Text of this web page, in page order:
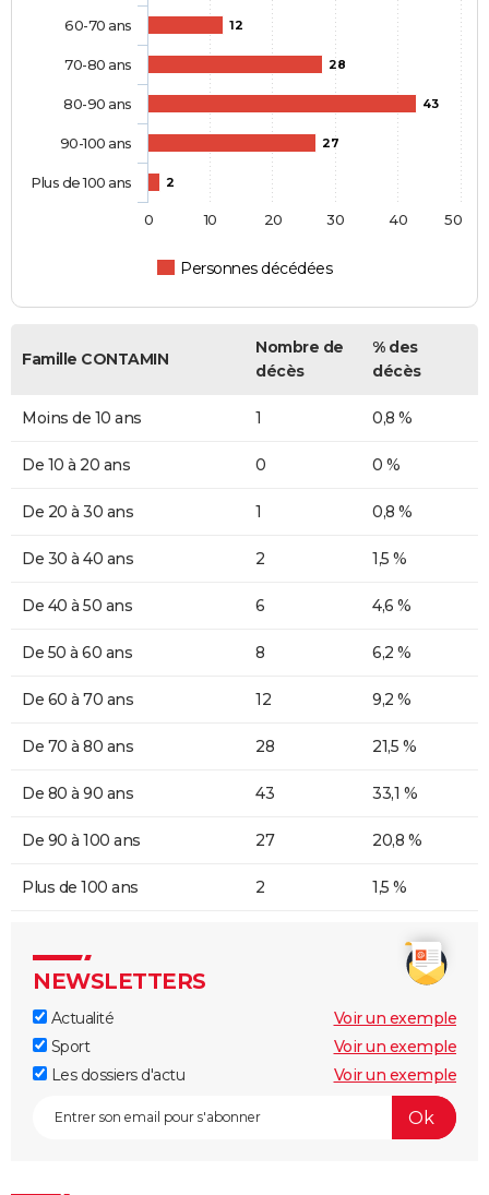
12
28
43
27
2
Personnes décédées
60-70 ans
70-80 ans
80-90 ans
90-100 ans
Plus de 100 ans
0 10 20 30 40 50
Famille CONTAMIN
Nombre de
décès
% des
décès
Moins de 10 ans 1 0,8 %
De 10 à 20 ans 0 0 %
De 20 à 30 ans 1 0,8 %
De 30 à 40 ans 2 1,5 %
De 40 à 50 ans 6 4,6 %
De 50 à 60 ans 8 6,2 %
De 60 à 70 ans 12 9,2 %
De 70 à 80 ans 28 21,5 %
De 80 à 90 ans 43 33,1 %
De 90 à 100 ans 27 20,8 %
Plus de 100 ans 2 1,5 %
NEWSLETTERS
Actualité
Voir un exemple
Sport
Voir un exemple
Les dossiers d'actu
Voir un exemple